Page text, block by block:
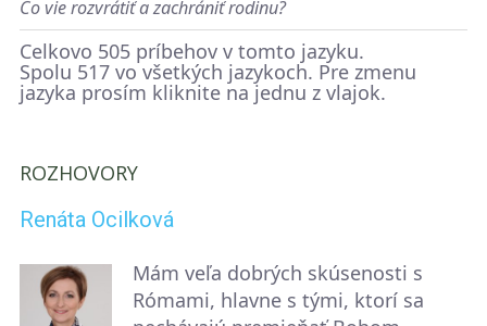
Čo vie rozvrátiť a zachrániť rodinu?
Celkovo 505 príbehov v tomto jazyku.
Spolu 517 vo všetkých jazykoch. Pre zmenu
jazyka prosím kliknite na jednu z vlajok.
ROZHOVORY
Renáta Ocilková
Mám veľa dobrých skúsenosti s
Rómami, hlavne s tými, ktorí sa